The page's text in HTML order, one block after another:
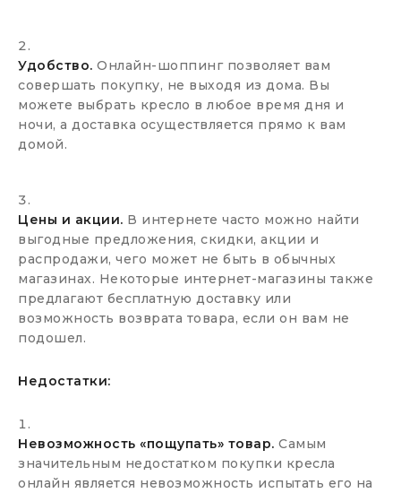
Удобство. Онлайн-шоппинг позволяет вам
совершать покупку, не выходя из дома. Вы
можете выбрать кресло в любое время дня и
ночи, а доставка осуществляется прямо к вам
домой.
Цены и акции. В интернете часто можно найти
выгодные предложения, скидки, акции и
распродажи, чего может не быть в обычных
магазинах. Некоторые интернет-магазины также
предлагают бесплатную доставку или
возможность возврата товара, если он вам не
подошел.
Недостатки:
Невозможность «пощупать» товар. Самым
значительным недостатком покупки кресла
онлайн является невозможность испытать его на